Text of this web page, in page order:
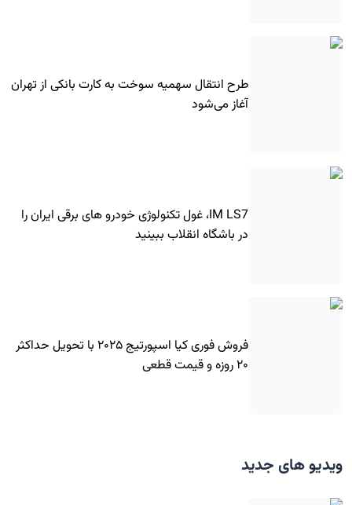
طرح انتقال سهمیه سوخت به کارت بانکی از تهران
آغاز می‌شود
IM LS7، غول تکنولوژی خودرو های برقی ایران را
در باشگاه انقلاب ببینید
فروش فوری کیا اسپورتیج ۲۰۲۵ با تحویل حداکثر
۲۰ روزه و قیمت قطعی
ویدیو های جدید